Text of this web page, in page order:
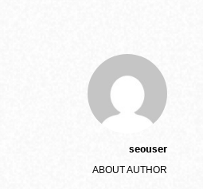
seouser
ABOUT AUTHOR